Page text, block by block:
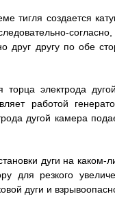
тигля создается
друг другу по обе
торца электрода
работой
дугой камера
дуги на
для резкого
дуги и